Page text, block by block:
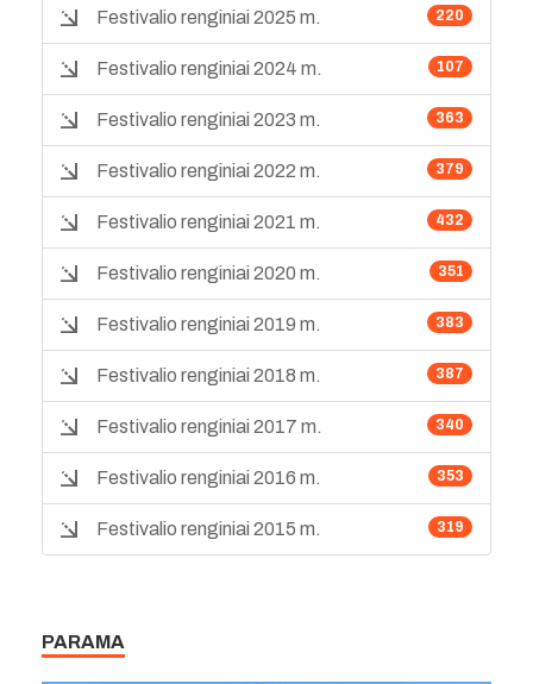
220
Festivalio renginiai 2025 m.
107
Festivalio renginiai 2024 m.
363
Festivalio renginiai 2023 m.
379
Festivalio renginiai 2022 m.
432
Festivalio renginiai 2021 m.
351
Festivalio renginiai 2020 m.
383
Festivalio renginiai 2019 m.
387
Festivalio renginiai 2018 m.
340
Festivalio renginiai 2017 m.
353
Festivalio renginiai 2016 m.
319
Festivalio renginiai 2015 m.
PARAMA